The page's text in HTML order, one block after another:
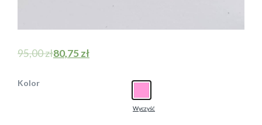
95,00zł80,75zł
Kolor
Wyczyść